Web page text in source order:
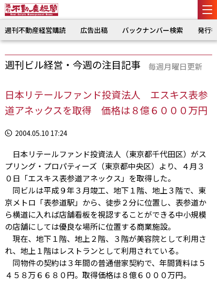
週刊不動産経営購読 広告出稿 バックナンバー検索 発行
週刊ビル経営・今週の注目記事 毎週月曜日更新
日本リテールファンド投資法人 エスキス表参
道アネックスを取得 価格は８億６０００万円
2004.05.10 17:24
日本リテールファンド投資法人（東京都千代田区）がス
プリング・プロパティーズ（東京都中央区）より、４月３
０日「エスキス表参道アネックス」を取得した。
同ビルは平成９年３月竣工、地下１階、地上３階で、東
京メトロ「表参道駅」から、徒歩２分に位置し、表参道か
ら横道に入れば店舗看板を視認することができる中小規模
の店舗にしては優良な場所に位置する商業施設。
現在、地下１階、地上２階、３階が美容院として利用さ
れ、地上１階はレストランとして利用されている。
同物件の契約は３年間の普通借家契約で、年間賃料は５
４５８万６６８０円。取得価格は８億６０００万円。